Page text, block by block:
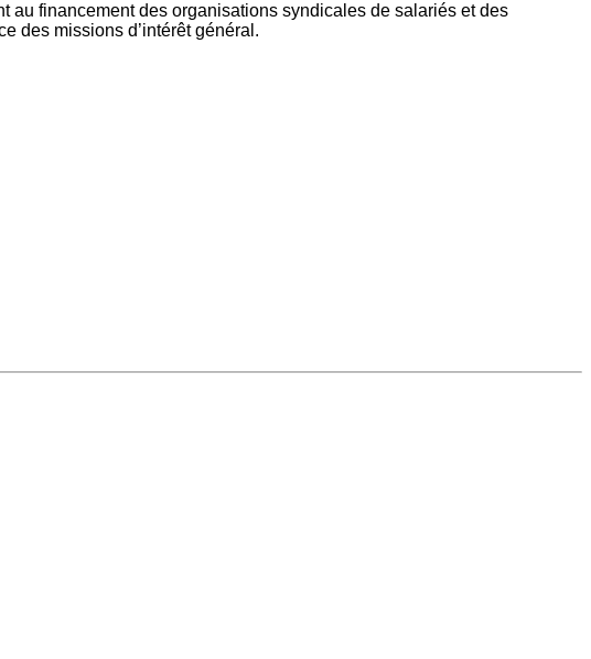
au financement des organisations syndicales de salariés et des
des missions d’intérêt général.